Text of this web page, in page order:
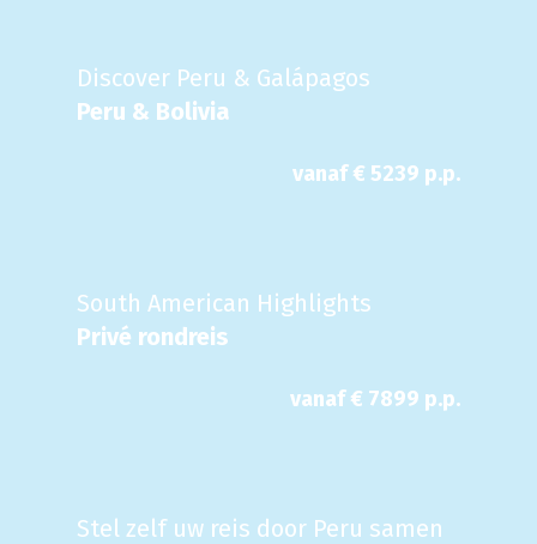
Discover Peru & Galápagos
Peru & Bolivia
vanaf € 5239 p.p.
South American Highlights
Privé rondreis
vanaf € 7899 p.p.
Stel zelf uw reis door Peru samen